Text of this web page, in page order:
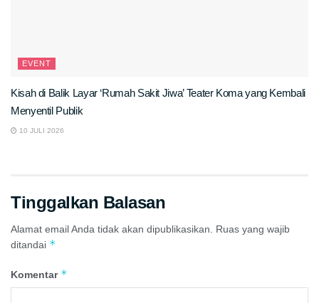
EVENT
Kisah di Balik Layar ‘Rumah Sakit Jiwa’ Teater Koma yang Kembali
Menyentil Publik
10 JULI 2026
Tinggalkan Balasan
Alamat email Anda tidak akan dipublikasikan.
Ruas yang wajib
ditandai *
Komentar *